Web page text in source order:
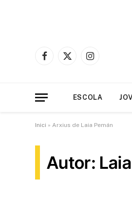
Facebook
X
Instagram
ESCOLA
Inici » Arxius de Laia Pemán
Autor: